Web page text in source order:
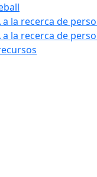
a la recerca de
a la recerca de